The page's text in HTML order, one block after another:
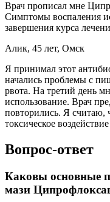
Врач прописал мне
Симптомы воспаления
завершения курса
Алик, 45 лет, Омск
Я принимал этот
начались проблемы с
рвота. На третий день
использование. Врач
повторились. Я считаю,
токсическое
Вопрос-ответ
Каковы основные
мази